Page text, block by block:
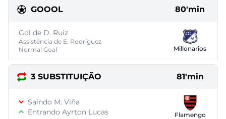
GOOOL 80'min
Gol de D. Ruiz
Assistência de E. Rodríguez
Normal Goal
Millonarios
3 SUBSTITUIÇÃO 81'min
Saindo M. Viña
Entrando Ayrton Lucas
Flamengo